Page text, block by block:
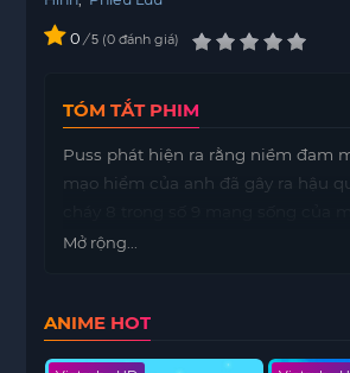
0 / 5 0 đánh giá
TÓM TẮT PHIM
Puss phát hiện ra rằng niềm đam
mạo hiểm của anh đã gây ra hậu
chỉ còn lại đúng một mạng. Anh ta
mạng sống của mình. Chỉ còn một
Mở rộng...
ANIME HOT